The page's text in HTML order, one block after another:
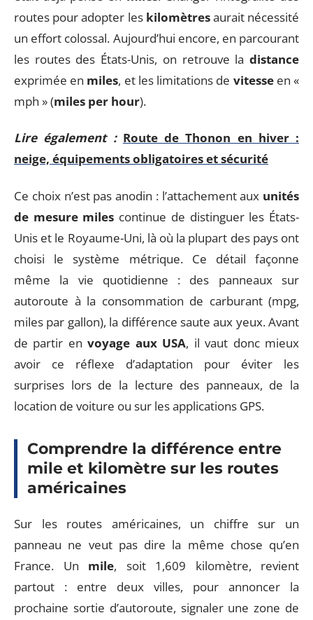
routes pour adopter les kilomètresaurait nécessité
un effort colossal. Aujourd’hui encore, en parcourant
les routes des États-Unis, on retrouve la distance
exprimée en miles, et les limitations de vitesseen «
mph » (miles per hour).
Lire également : Route de Thonon en hiver :
neige, équipements obligatoires et sécurité
Ce choix n’est pas anodin : l’attachement aux unités
de mesure miles continue de distinguer les États-
Unis et le Royaume-Uni, là où la plupart des pays ont
choisi le système métrique. Ce détail façonne
même la vie quotidienne : des panneaux sur
autoroute à la consommation de carburant (mpg,
miles par gallon), la différence saute aux yeux. Avant
de partir envoyage aux USA, il vaut donc mieux
avoir ce réflexe d’adaptation pour éviter les
surprises lors de la lecture des panneaux, de la
location de voiture ou sur les applications GPS.
Comprendre la différence entre
mile et kilomètre sur les routes
américaines
Sur les routes américaines, un chiffre sur un
panneau ne veut pas dire la même chose qu’en
France. Un mile, soit 1,609 kilomètre, revient
partout : entre deux villes, pour annoncer la
prochaine sortie d’autoroute, signaler une zone de